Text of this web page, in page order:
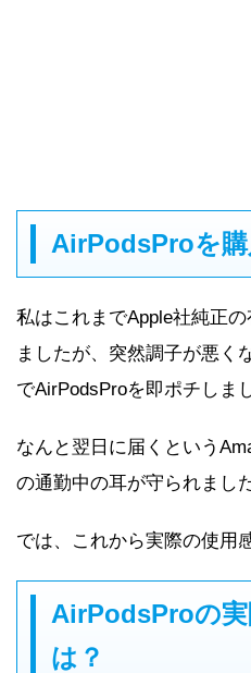
AirPodsProを購
私はこれまでApple社純正
ましたが、突然調子が悪く
でAirPodsProを即ポチしま
なんと翌日に届くという
の通勤中の耳が守られました
では、これから実際の使用
AirPodsProの実
は？